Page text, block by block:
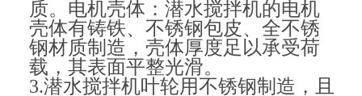
质。电机壳体：潜水搅拌机的电机
壳体有铸铁、不锈钢包皮、全不锈
钢材质制造，壳体厚度足以承受荷
载，其表面平整光滑。
3.潜水搅拌机叶轮用不锈钢制造，且